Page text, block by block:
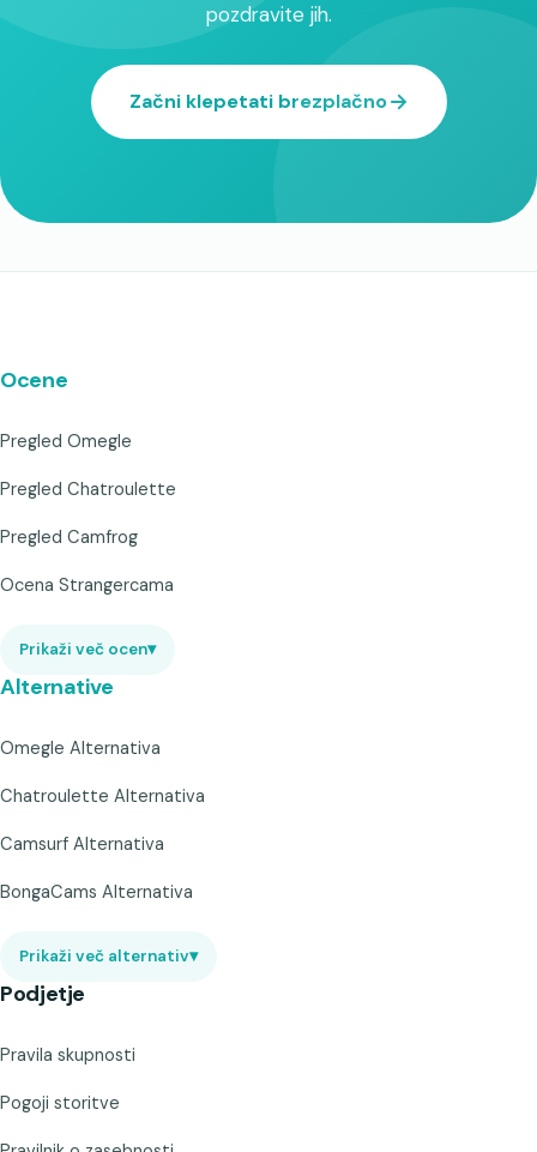
pozdravite jih.
Začni klepetati brezplačno
Ocene
Pregled Omegle
Pregled Chatroulette
Pregled Camfrog
Ocena Strangercama
Prikaži več ocen▾
Alternative
Omegle Alternativa
Chatroulette Alternativa
Camsurf Alternativa
BongaCams Alternativa
Prikaži več alternativ▾
Podjetje
Pravila skupnosti
Pogoji storitve